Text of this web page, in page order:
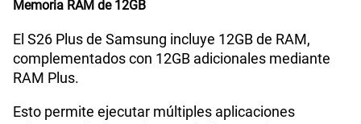
Mayor eficiencia energética
Rendimiento fluido en multitarea
Potencia optimizada para videojuegos
exigentes
Procesamiento avanzado con inteligencia
artificial